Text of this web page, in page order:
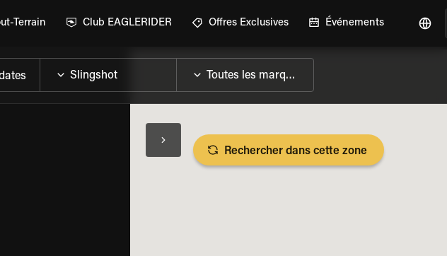
Terrain Club EAGLERIDER Offres Exclusives Événements
Rechercher dans cette zone